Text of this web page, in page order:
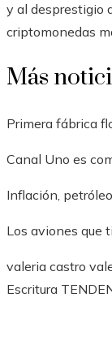
y al desprestigio
criptomonedas
Más
Primera fábrica
Canal Uno es
Inflación,
Los aviones que
valeria castro
Escritura